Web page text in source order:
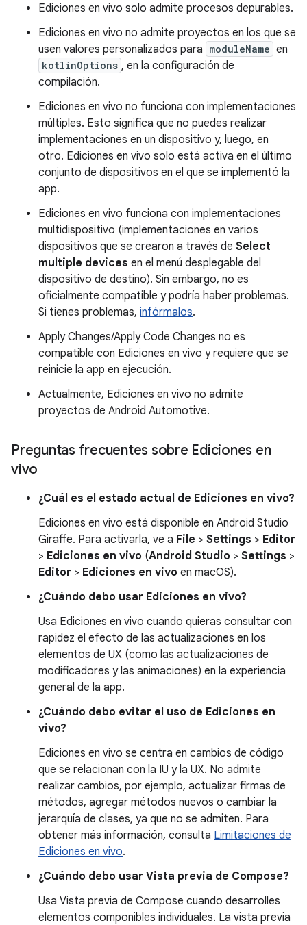
Ediciones en vivo solo admite procesos depurables.
Ediciones en vivo no admite proyectos en los que se
usen valores personalizados para moduleName en
kotlinOptions , en la configuración de
compilación.
Ediciones en vivo no funciona con implementaciones
múltiples. Esto significa que no puedes realizar
implementaciones en un dispositivo y, luego, en
otro. Ediciones en vivo solo está activa en el último
conjunto de dispositivos en el que se implementó la
app.
Ediciones en vivo funciona con implementaciones
multidispositivo (implementaciones en varios
dispositivos que se crearon a través de Select
multiple devices en el menú desplegable del
dispositivo de destino). Sin embargo, no es
oficialmente compatible y podría haber problemas.
Si tienes problemas, infórmalos.
Apply Changes/Apply Code Changes no es
compatible con Ediciones en vivo y requiere que se
reinicie la app en ejecución.
Actualmente, Ediciones en vivo no admite
proyectos de Android Automotive.
Preguntas frecuentes sobre Ediciones en
vivo
¿Cuál es el estado actual de Ediciones en vivo?
Ediciones en vivo está disponible en Android Studio
Giraffe. Para activarla, ve a File > Settings > Editor
> Ediciones en vivo (Android Studio > Settings >
Editor > Ediciones en vivo en macOS).
¿Cuándo debo usar Ediciones en vivo?
Usa Ediciones en vivo cuando quieras consultar con
rapidez el efecto de las actualizaciones en los
elementos de UX (como las actualizaciones de
modificadores y las animaciones) en la experiencia
general de la app.
¿Cuándo debo evitar el uso de Ediciones en
vivo?
Ediciones en vivo se centra en cambios de código
que se relacionan con la IU y la UX. No admite
realizar cambios, por ejemplo, actualizar firmas de
métodos, agregar métodos nuevos o cambiar la
jerarquía de clases, ya que no se admiten. Para
obtener más información, consulta Limitaciones de
Ediciones en vivo.
¿Cuándo debo usar Vista previa de Compose?
Usa Vista previa de Compose cuando desarrolles
elementos componibles individuales. La vista previa